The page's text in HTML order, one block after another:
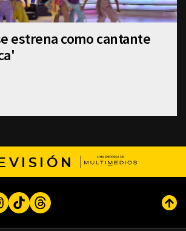
estrena como cantante
Instagram
TikTokThreads